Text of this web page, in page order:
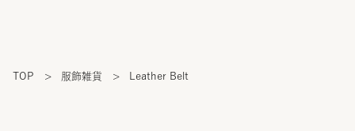
TOP > 服飾雑貨 > Leather Belt